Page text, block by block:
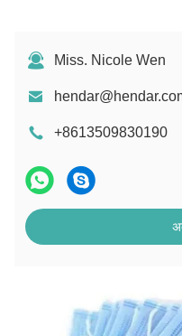
Miss. Nicole Wen
+8613509830190